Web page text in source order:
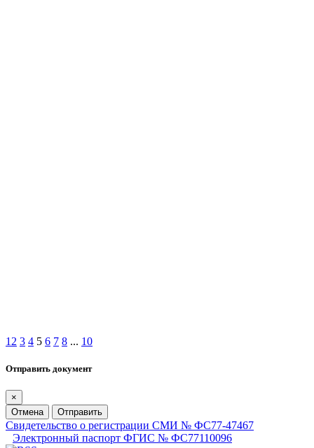
1 2 3 4 5 6 7 8 ... 10
Отправить документ
×
Отмена
Отправить
Свидетельство о регистрации СМИ № ФС77-47467
Электронный паспорт ФГИС № ФС77110096